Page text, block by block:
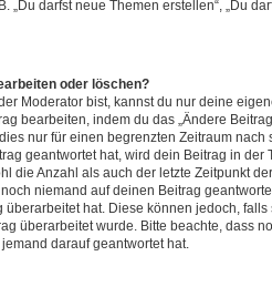
„Du darfst neue Themen erstellen“, „Du
oder löschen?
Moderator bist, kannst du nur deine
bearbeiten, indem du das „Ändere
nur für einen begrenzten Zeitraum
geantwortet hat, wird dein Beitrag in der
die Anzahl als auch der letzte Zeitpunkt
niemand auf deinen Beitrag
hat. Diese können jedoch,
überarbeitet wurde. Bitte beachte, dass
darauf geantwortet hat.